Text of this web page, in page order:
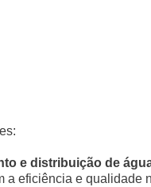
e distribuição de
eficiência e qualidade